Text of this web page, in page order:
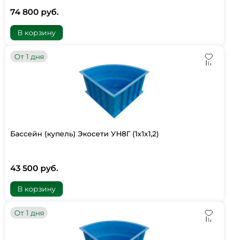
74 800 руб.
В корзину
От 1 дня
Бассейн (купель) Экосети УН8Г (1х1х1,2)
43 500 руб.
В корзину
От 1 дня